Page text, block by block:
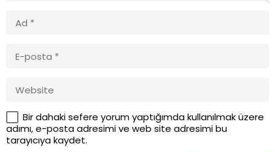
Bir dahaki sefere yorum yaptığımda kullanılmak üzere
adımı, e-posta adresimi ve web site adresimi bu
tarayıcıya kaydet.